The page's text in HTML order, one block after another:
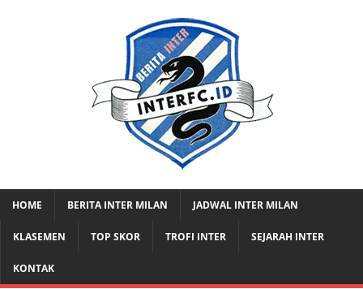
HOME BERITA INTER MILAN JADWAL INTER MILAN
KLASEMEN TOP SKOR TROFI INTER SEJARAH INTER
KONTAK